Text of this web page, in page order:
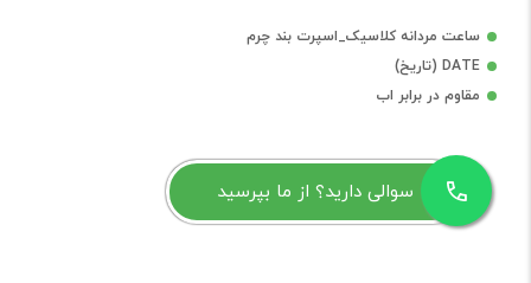
ساعت مردانه کلاسیک_اسپرت بند چرم
DATE (تاریخ)
مقاوم در برابر اب
سوالی دارید؟ از ما بپرسید